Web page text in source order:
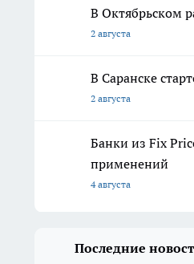
В Октябрьском
2 августа
В Саранске
2 августа
Банки из Fix
применений
4 августа
Последние